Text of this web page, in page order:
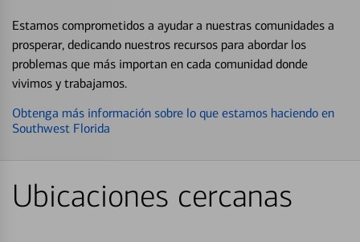
Estamos comprometidos a ayudar a nuestras comunidades a
prosperar, dedicando nuestros recursos para abordar los
problemas que más importan en cada comunidad donde
vivimos y trabajamos.
Obtenga más información sobre lo que estamos haciendo en
Southwest Florida
Ubicaciones cercanas